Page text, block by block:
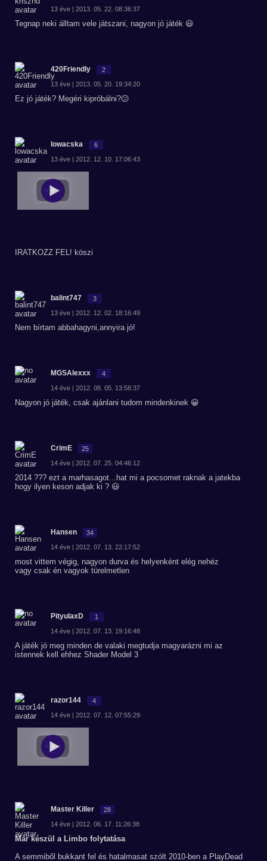
13 éve | 2013. 05. 22. 08:36:37
Tegnap neki álltam vele játszani, nagyon jó játék 😃
420Friendly 2
13 éve | 2013. 05. 20. 19:34:20
Ez jó játék? Megéri kipróbálni?😕
lowacska 6
13 éve | 2012. 12. 10. 17:06:43
IRATKOZZ FEL! köszi
balint747 3
13 éve | 2012. 12. 02. 18:16:49
Nem bírtam abbahagyni,annyira jó!
MGSAlexxx 4
14 éve | 2012. 08. 05. 13:58:37
Nagyon jó játék, csak ajánlani tudom mindenkinek 😀
CrimE 25
14 éve | 2012. 07. 25. 04:46:12
2014 ??? ezt a marhasagot...hat mi a pocsomet raknak a jatekba
hogy ilyen keson adjak ki ? 😃
Hansen 34
14 éve | 2012. 07. 13. 22:17:52
most vittem végig, nagyon durva és helyenként elég nehéz
vagy csak én vagyok türelmetlen
PityulaxD 1
14 éve | 2012. 07. 13. 19:16:48
A játék jó meg minden de valaki megtudja magyarázni mi az
istennek kell ehhez Shader Model 3
razor144 4
14 éve | 2012. 07. 12. 07:55:29
Master Killer 28
14 éve | 2012. 06. 17. 11:26:38
Már készül a Limbo folytatása
A semmiből bukkant fel és hatalmasat szólt 2010-ben a PlayDead